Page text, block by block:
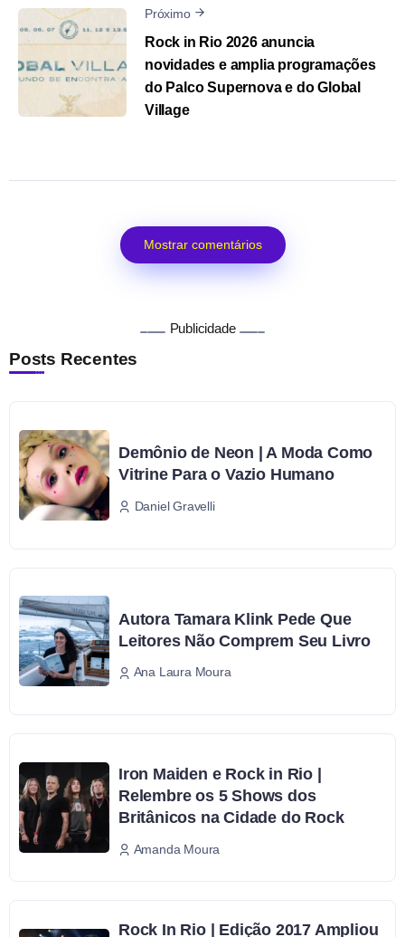
Próximo
Rock in Rio 2026 anuncia
novidades e amplia programações
do Palco Supernova e do Global
Village
Mostrar comentários
Publicidade
Posts Recentes
Demônio de Neon | A Moda Como
Vitrine Para o Vazio Humano
Daniel Gravelli
Autora Tamara Klink Pede Que
Leitores Não Comprem Seu Livro
Ana Laura Moura
Iron Maiden e Rock in Rio |
Relembre os 5 Shows dos
Britânicos na Cidade do Rock
Amanda Moura
Rock In Rio | Edição 2017 Ampliou